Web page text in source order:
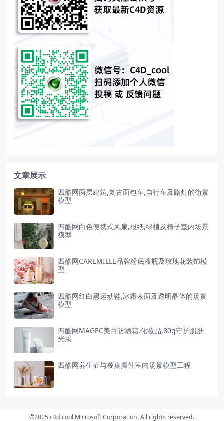
文章展示
四酷网两层建筑,复古面包车,自行车及路灯的街景
模型
四酷网白色便携式风扇,报纸,绿植及椅子室内场景
模型
四酷网CAREMILLE品牌粉底液瓶及玫瑰花装饰模
型
四酷网红白黑运动鞋,冰霜表面及透明晶体的场景
模型
四酷网MAGEC美白防晒霜,化妆品,80g守护肌肤
光采
四酷网养生壶与餐桌摆件室内场景模型工程
©2025 c4d.cool Microsoft Corporation. All rights reserved.